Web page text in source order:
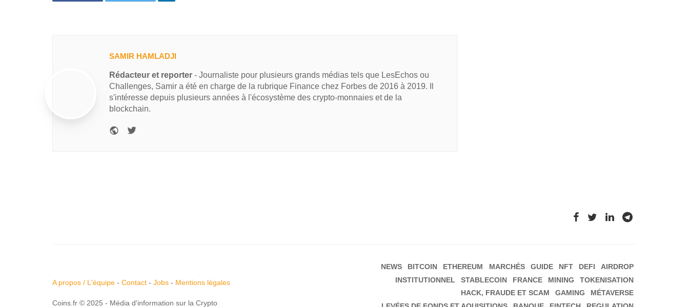
SAMIR HAMLADJI
Rédacteur et reporter - Journaliste pour plusieurs grands médias tels que LesEchos ou
Challenges, Samir a été en charge de la rubrique Finance chez Forbes de 2016 à 2019. Il
s'intéresse depuis plusieurs années à l'écosystème des crypto-monnaies et de la
blockchain.
A propos / L'équipe - Contact - Jobs - Mentions légales
Coins.fr © 2025 - Média d'information sur la Crypto
NEWS BITCOIN ETHEREUM MARCHÉS GUIDE NFT DEFI
AIRDROP
INSTITUTIONNEL
STABLECOIN FRANCE MINING
TOKENISATION
HACK, FRAUDE ET SCAM
GAMING
MÉTAVERSE